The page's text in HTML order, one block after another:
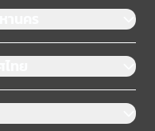
นคร
ย